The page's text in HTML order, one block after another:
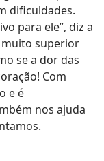
dificuldades.
para ele”, diz a
muito superior
se a dor das
Com
e é
nos ajuda